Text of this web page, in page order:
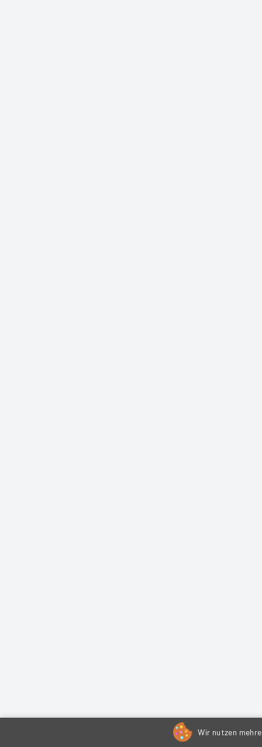
Wir nutzen